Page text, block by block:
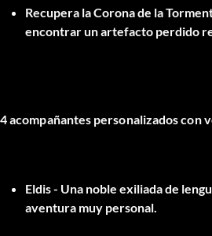
Recupera la Corona de la
encontrar un artefacto perdido
4 acompañantes personalizados con
Eldis- Una noble exiliada de
aventura muy personal.